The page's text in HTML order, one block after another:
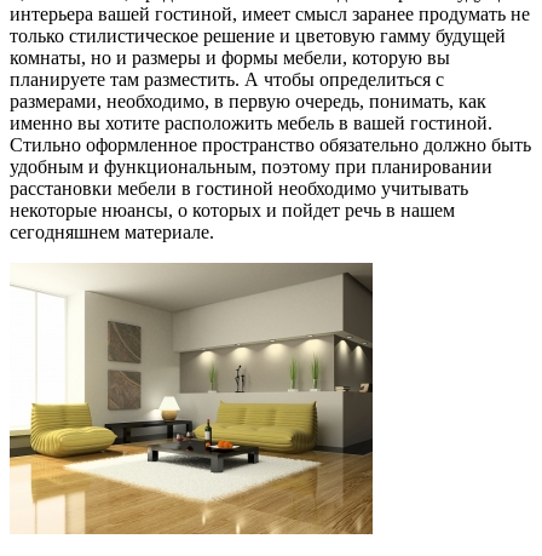
интерьера вашей гостиной, имеет смысл заранее продумать не
только стилистическое решение и цветовую гамму будущей
комнаты, но и размеры и формы мебели, которую вы
планируете там разместить. А чтобы определиться с
размерами, необходимо, в первую очередь, понимать, как
именно вы хотите расположить мебель в вашей гостиной.
Стильно оформленное пространство обязательно должно быть
удобным и функциональным, поэтому при планировании
расстановки мебели в гостиной необходимо учитывать
некоторые нюансы, о которых и пойдет речь в нашем
сегодняшнем материале.